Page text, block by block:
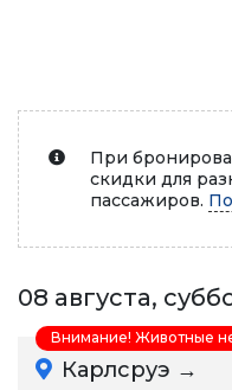
При
скидки для
пассажиров.
08 августа,
Карлсруэ →
Внимание! Животные